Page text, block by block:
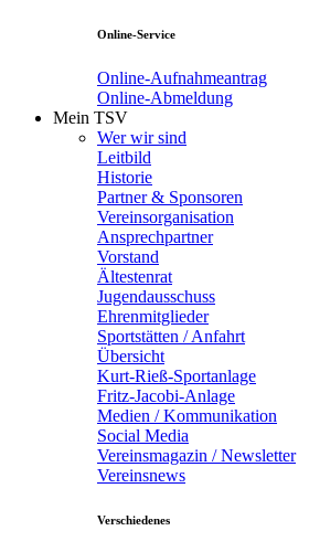
Online-Service
Online-Aufnahmeantrag
Online-Abmeldung
Mein TSV
Wer wir sind
Leitbild
Historie
Partner & Sponsoren
Vereinsorganisation
Ansprechpartner
Vorstand
Ältestenrat
Jugendausschuss
Ehrenmitglieder
Sportstätten / Anfahrt
Übersicht
Kurt-Rieß-Sportanlage
Fritz-Jacobi-Anlage
Medien / Kommunikation
Social Media
Vereinsmagazin / Newsletter
Vereinsnews
Verschiedenes